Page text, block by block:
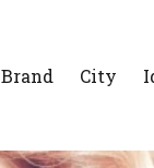
Brand City